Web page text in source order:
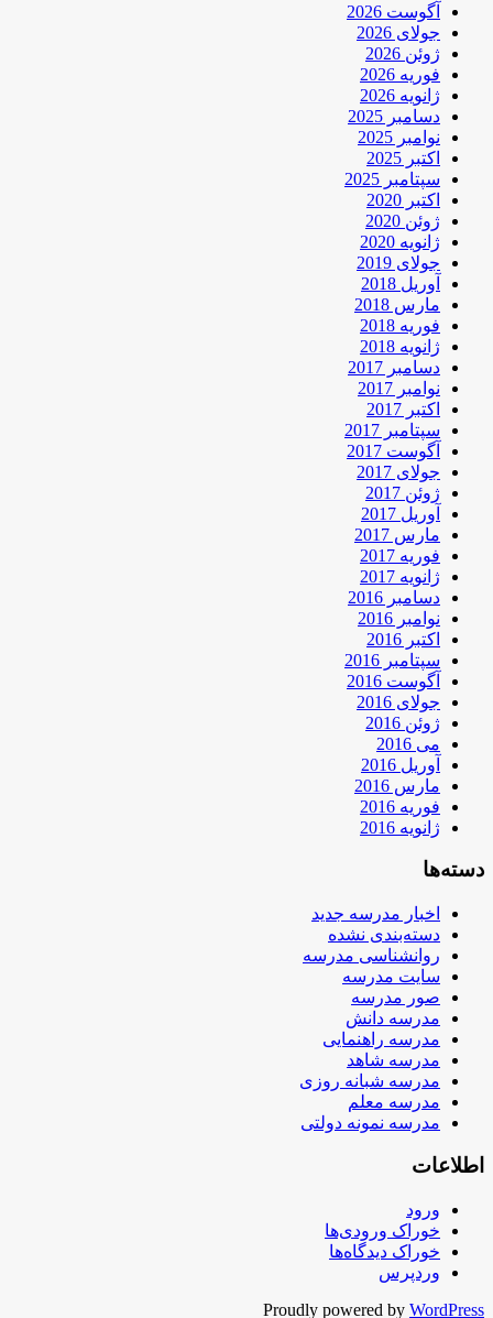
آگوست 2026
جولای 2026
ژوئن 2026
فوریه 2026
ژانویه 2026
دسامبر 2025
نوامبر 2025
اکتبر 2025
سپتامبر 2025
اکتبر 2020
ژوئن 2020
ژانویه 2020
جولای 2019
آوریل 2018
مارس 2018
فوریه 2018
ژانویه 2018
دسامبر 2017
نوامبر 2017
اکتبر 2017
سپتامبر 2017
آگوست 2017
جولای 2017
ژوئن 2017
آوریل 2017
مارس 2017
فوریه 2017
ژانویه 2017
دسامبر 2016
نوامبر 2016
اکتبر 2016
سپتامبر 2016
آگوست 2016
جولای 2016
ژوئن 2016
می 2016
آوریل 2016
مارس 2016
فوریه 2016
ژانویه 2016
دسته‌ها
اخبار مدرسه جدید
دسته‌بندی نشده
روانشناسی مدرسه
سایت مدرسه
صور مدرسه
مدرسه دانش
مدرسه راهنمایی
مدرسه شاهد
مدرسه شبانه روزی
مدرسه معلم
مدرسه نمونه دولتی
اطلاعات
ورود
خوراک ورودی‌ها
خوراک دیدگاه‌ها
وردپرس
Proudly powered by WordPress